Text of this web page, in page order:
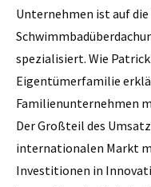
Unternehmen ist auf
spezialisiert. Wie
Eigentümerfamilie
Familienunternehmen
Der Großteil des
internationalen Markt
Investitionen in